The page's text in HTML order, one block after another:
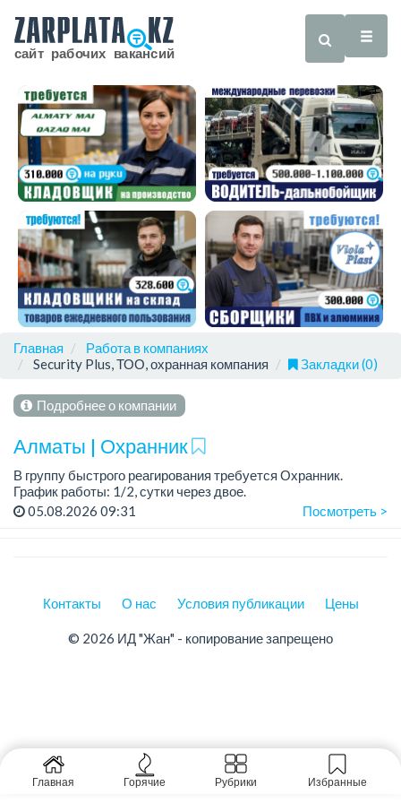
Главная
Работа в компаниях
Security Plus, ТОО, охранная компания
Закладки (0)
Подробнее о компании
Алматы | Охранник
В группу быстрого реагирования требуется Охранник.
График работы: 1/2, сутки через двое.
05.08.2026 09:31 Посмотреть >
Контакты О нас Условия публикации Цены
© 2026 ИД "Жан" - копирование запрещено
Главная Горячие Рубрики Избранные